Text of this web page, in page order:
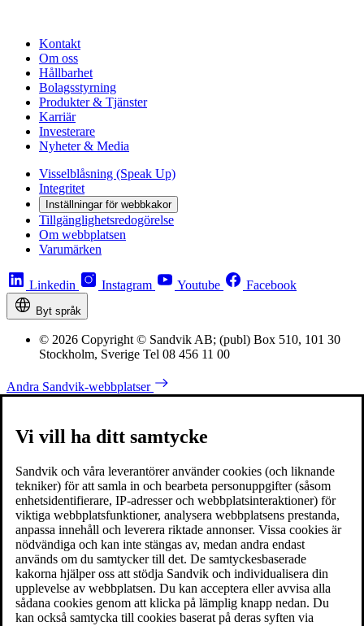
Kontakt
Om oss
Hållbarhet
Bolagsstyrning
Produkter & Tjänster
Karriär
Investerare
Nyheter & Media
Visselblåsning (Speak Up)
Integritet
Inställningar för webbkakor
Tillgänglighetsredogörelse
Om webbplatsen
Varumärken
Linkedin Instagram Youtube Facebook
Byt språk
© 2026 Copyright © Sandvik AB; (publ) Box 510, 101 30
Stockholm, Sverige Tel 08 456 11 00
Andra Sandvik-webbplatser
Vi vill ha ditt samtycke
Sandvik och våra leverantörer använder cookies (och liknande
tekniker) för att samla in och bearbeta personuppgifter (såsom
enhetsidentifierare, IP-adresser och webbplatsinteraktioner) för
viktiga webbplatsfunktioner, analysera webbplatsens prestanda,
anpassa innehåll och leverera riktade annonser. Vissa cookies är
nödvändiga och kan inte stängas av, medan andra endast
används om du samtycker till det. De samtyckesbaserade
kakorna hjälper oss att stödja Sandvik och individualisera din
upplevelse av webbplatsen. Du kan acceptera eller avvisa alla
sådana cookies genom att klicka på lämplig knapp nedan. Du
kan också samtycka till cookies baserat på deras syften via